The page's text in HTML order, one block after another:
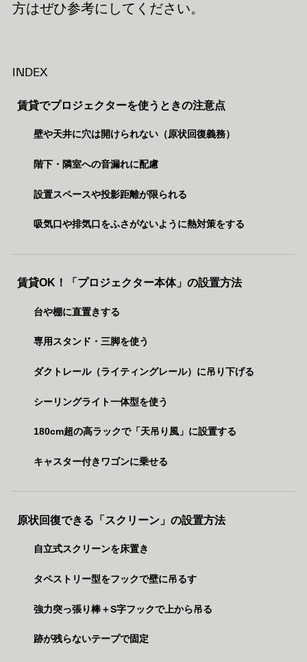
方はぜひ参考にしてください。
INDEX
賃貸でプロジェクターを使うときの注意点
壁や天井に穴は開けられない（原状回復義務）
階下・隣室への音漏れに配慮
設置スペースや投影距離が限られる
吸気口や排気口をふさがないように熱対策をする
賃貸OK！「プロジェクター本体」の設置方法
台や棚に直置きする
専用スタンド・三脚を使う
ダクトレール（ライティングレール）に吊り下げる
シーリングライト一体型を使う
180cm超の高ラックで「天吊り風」に設置する
キャスター付きワゴンに乗せる
原状回復できる「スクリーン」の設置方法
自立式スクリーンを床置き
タペストリー型をフックで壁に吊るす
強力突っ張り棒＋S字フックで上から吊る
跡が残らないテープで固定